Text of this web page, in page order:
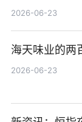
港元的亏损 同
2026-06-23
海天味业的两
2026-06-23